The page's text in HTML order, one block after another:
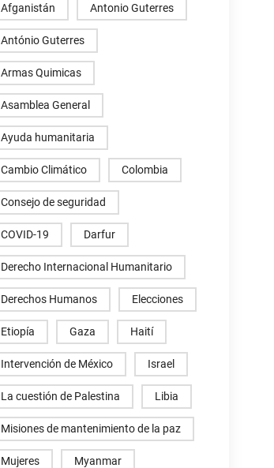
Afganistán Antonio Guterres
António Guterres
Armas Quimicas
Asamblea General
Ayuda humanitaria
Cambio Climático Colombia
Consejo de seguridad
COVID-19 Darfur
Derecho Internacional Humanitario
Derechos Humanos Elecciones
Etiopía Gaza Haití
Intervención de México Israel
La cuestión de Palestina Libia
Misiones de mantenimiento de la paz
Mujeres Myanmar